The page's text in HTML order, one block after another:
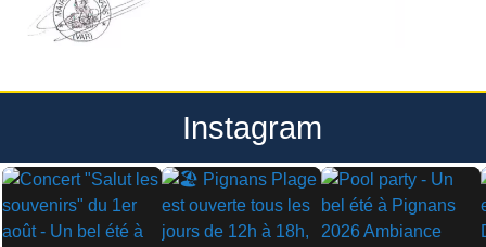
Instagram